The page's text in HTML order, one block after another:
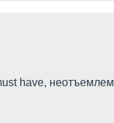
have,